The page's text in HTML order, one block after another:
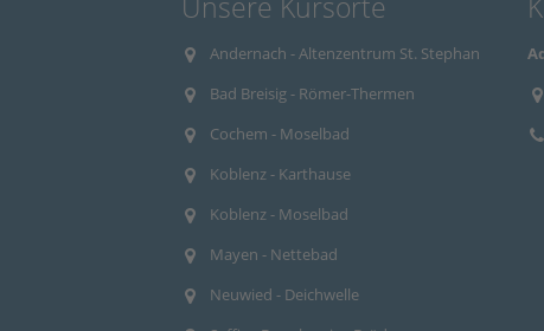
Unsere Kursorte
Andernach - Altenzentrum St. Stephan
Bad Breisig - Römer-Thermen
Cochem - Moselbad
Koblenz - Karthause
Koblenz - Moselbad
Mayen - Nettebad
Neuwied - Deichwelle